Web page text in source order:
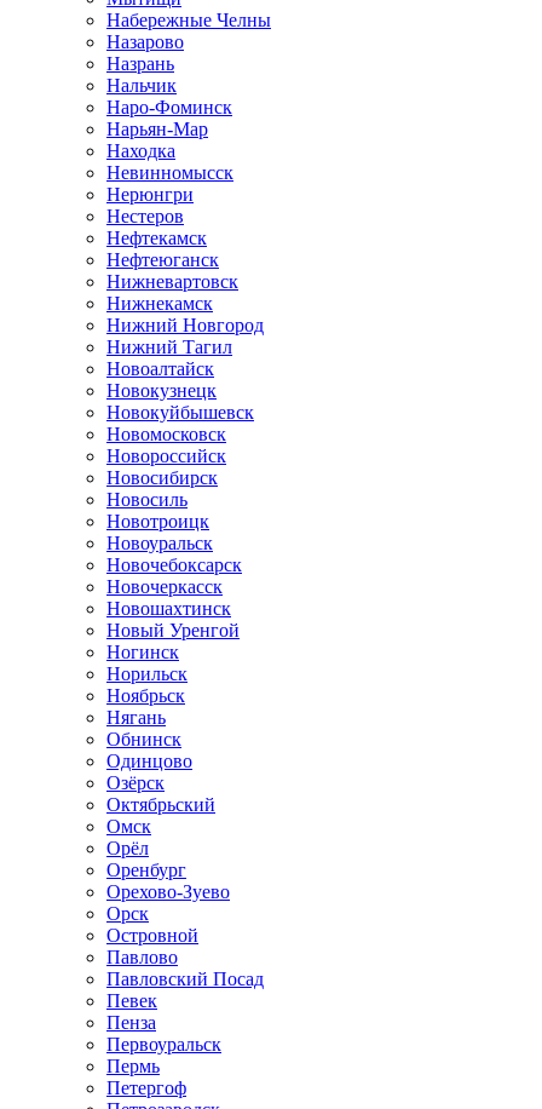
Набережные Челны
Назарово
Назрань
Нальчик
Наро-Фоминск
Нарьян-Мар
Находка
Невинномысск
Нерюнгри
Нестеров
Нефтекамск
Нефтеюганск
Нижневартовск
Нижнекамск
Нижний Новгород
Нижний Тагил
Новоалтайск
Новокузнецк
Новокуйбышевск
Новомосковск
Новороссийск
Новосибирск
Новосиль
Новотроицк
Новоуральск
Новочебоксарск
Новочеркасск
Новошахтинск
Новый Уренгой
Ногинск
Норильск
Ноябрьск
Нягань
Обнинск
Одинцово
Озёрск
Октябрьский
Омск
Орёл
Оренбург
Орехово-Зуево
Орск
Островной
Павлово
Павловский Посад
Певек
Пенза
Первоуральск
Пермь
Петергоф